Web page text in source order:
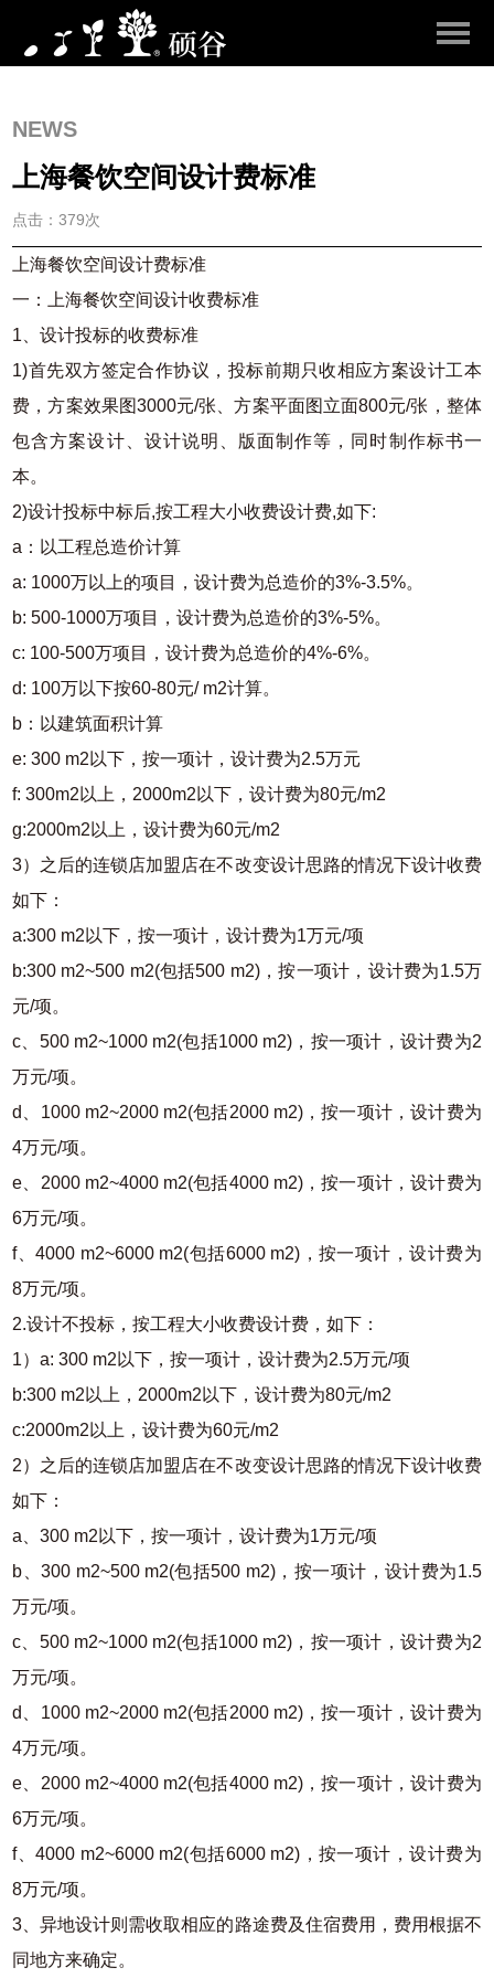
NEWS
上海餐饮空间设计费标准
点击：379次
上海餐饮空间设计费标准
一：上海餐饮空间设计收费标准
1、设计投标的收费标准
1)首先双方签定合作协议，投标前期只收相应方案设计工本
费，方案效果图3000元/张、方案平面图立面800元/张，整体
包含方案设计、设计说明、版面制作等，同时制作标书一
本。
2)设计投标中标后,按工程大小收费设计费,如下:
a：以工程总造价计算
a: 1000万以上的项目，设计费为总造价的3%-3.5%。
b: 500-1000万项目，设计费为总造价的3%-5%。
c: 100-500万项目，设计费为总造价的4%-6%。
d: 100万以下按60-80元/ m2计算。
b：以建筑面积计算
e: 300 m2以下，按一项计，设计费为2.5万元
f: 300m2以上，2000m2以下，设计费为80元/m2
g:2000m2以上，设计费为60元/m2
3）之后的连锁店加盟店在不改变设计思路的情况下设计收费
如下：
a:300 m2以下，按一项计，设计费为1万元/项
b:300 m2~500 m2(包括500 m2)，按一项计，设计费为1.5万
元/项。
c、500 m2~1000 m2(包括1000 m2)，按一项计，设计费为2
万元/项。
d、1000 m2~2000 m2(包括2000 m2)，按一项计，设计费为
4万元/项。
e、2000 m2~4000 m2(包括4000 m2)，按一项计，设计费为
6万元/项。
f、4000 m2~6000 m2(包括6000 m2)，按一项计，设计费为
8万元/项。
2.设计不投标，按工程大小收费设计费，如下：
1）a: 300 m2以下，按一项计，设计费为2.5万元/项
b:300 m2以上，2000m2以下，设计费为80元/m2
c:2000m2以上，设计费为60元/m2
2）之后的连锁店加盟店在不改变设计思路的情况下设计收费
如下：
a、300 m2以下，按一项计，设计费为1万元/项
b、300 m2~500 m2(包括500 m2)，按一项计，设计费为1.5
万元/项。
c、500 m2~1000 m2(包括1000 m2)，按一项计，设计费为2
万元/项。
d、1000 m2~2000 m2(包括2000 m2)，按一项计，设计费为
4万元/项。
e、2000 m2~4000 m2(包括4000 m2)，按一项计，设计费为
6万元/项。
f、4000 m2~6000 m2(包括6000 m2)，按一项计，设计费为
8万元/项。
3、异地设计则需收取相应的路途费及住宿费用，费用根据不
同地方来确定。